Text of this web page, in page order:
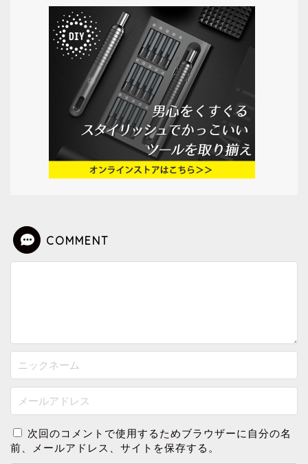
COMMENT
次回のコメントで使用するためブラウザーに自分の名
前、メールアドレス、サイトを保存する。